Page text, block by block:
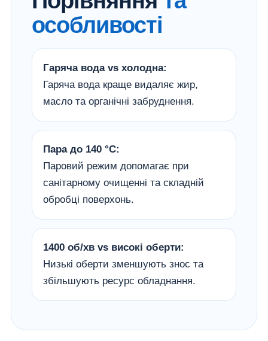
особливості
Гаряча вода vs холодна:
Гаряча вода краще видаляє жир,
масло та органічні забруднення.
Пара до 140 °C:
Паровий режим допомагає при
санітарному очищенні та складній
обробці поверхонь.
1400 об/хв vs високі оберти:
Низькі оберти зменшують знос та
збільшують ресурс обладнання.